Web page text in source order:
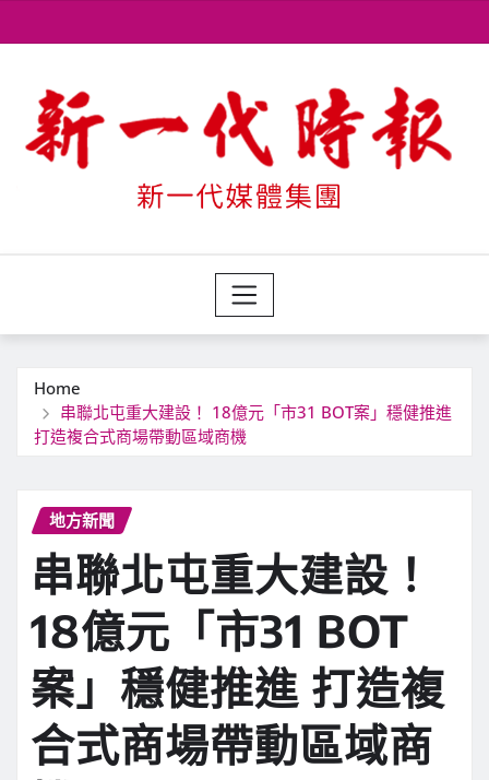
to
Home
串聯北屯重大建設！ 18億元「市31 BOT案」穩健推進
打造複合式商場帶動區域商機
地方新聞
串聯北屯重大建設！
18億元「市31 BOT
案」穩健推進 打造複
合式商場帶動區域商